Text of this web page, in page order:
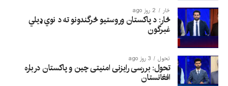
څار 2 روز ago
څار: د پاکستان وروستیو څرگندونو ته د نوي ډیلي
غبرگون
تحول 3 روز ago
تحول: بررسی رایزنی امنیتی چین و پاکستان درباره
افغانستان